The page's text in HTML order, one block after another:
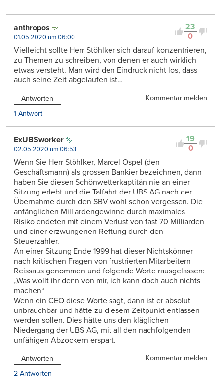
23
0
anthropos
01.05.2020 um 06:00
Vielleicht sollte Herr Stöhlker sich darauf konzentrieren,
zu Themen zu schreiben, von denen er auch wirklich
etwas versteht. Man wird den Eindruck nicht los, dass
auch seine Zeit abgelaufen ist…
Antworten
Kommentar melden
1 Antwort
19
0
ExUBSworker
02.05.2020 um 06:53
Wenn Sie Herr Stöhlker, Marcel Ospel (den
Geschäftsmann) als grossen Bankier bezeichnen, dann
haben Sie diesen Schönwetterkaptitän nie an einer
Sitzung erlebt und die Talfahrt der UBS AG nach der
Übernahme durch den SBV wohl schon vergessen. Die
anfänglichen Milliardengewinne durch maximales
Risiko endeten mit einem Verlust von fast 70 Milliarden
und einer erzwungenen Rettung durch den
Steuerzahler.
An einer Sitzung Ende 1999 hat dieser Nichtskönner
nach kritischen Fragen von frustrierten Mitarbeitern
Reissaus genommen und folgende Worte rausgelassen:
„Was wollt ihr denn von mir, ich kann doch auch nichts
machen“
Wenn ein CEO diese Worte sagt, dann ist er absolut
unbrauchbar und hätte zu diesem Zeitpunkt entlassen
werden sollen. Dies hätte uns den kläglichen
Niedergang der UBS AG, mit all den nachfolgenden
unfähigen Abzockern erspart.
Antworten
Kommentar melden
2 Antworten